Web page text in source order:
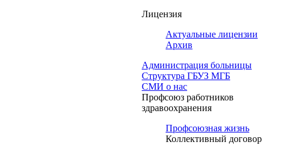
Лицензия
Актуальные лицензии
Архив
Администрация больницы
Структура ГБУЗ МГБ
СМИ о нас
Профсоюз работников
здравоохранения
Профсоюзная жизнь
Коллективный договор